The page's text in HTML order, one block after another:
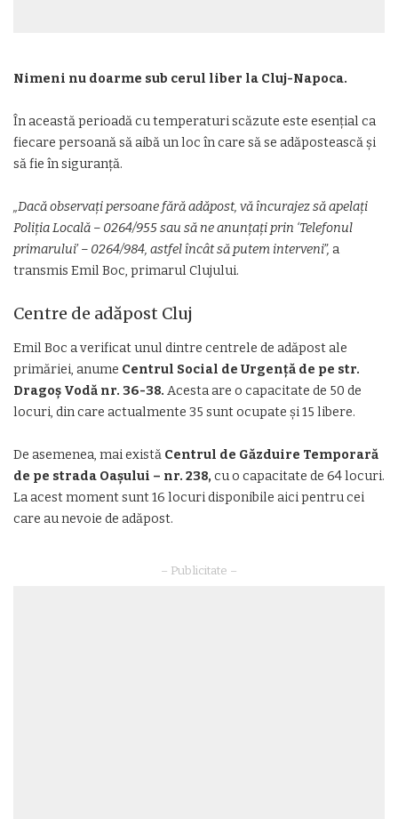
Nimeni nu doarme sub cerul liber la Cluj-Napoca.
În această perioadă cu temperaturi scăzute este esențial ca
fiecare persoană să aibă un loc în care să se adăpostească și
să fie în siguranță.
„Dacă observați persoane fără adăpost, vă încurajez să apelați
Poliția Locală – 0264/955 sau să ne anunțați prin ‘Telefonul
primarului’ – 0264/984, astfel încât să putem interveni”, a
transmis Emil Boc, primarul Clujului.
Centre de adăpost Cluj
Emil Boc a verificat unul dintre centrele de adăpost ale
primăriei, anume Centrul Social de Urgență de pe str.
Dragoș Vodă nr. 36-38. Acesta are o capacitate de 50 de
locuri, din care actualmente 35 sunt ocupate și 15 libere.
De asemenea, mai există Centrul de Găzduire Temporară
de pe strada Oașului – nr. 238, cu o capacitate de 64 locuri.
La acest moment sunt 16 locuri disponibile aici pentru cei
care au nevoie de adăpost.
– Publicitate –